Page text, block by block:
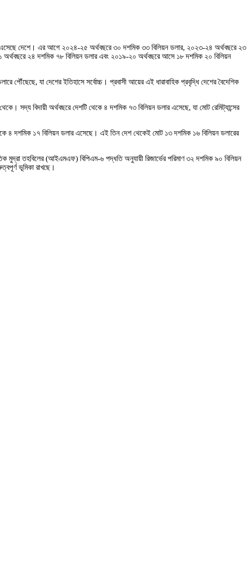
এসেছে দেশে। এর আগে ২০২৪-২৫ অর্থবছরে ৩০ দশমিক ৩৩ বিলিয়ন ডলার, ২০২৩-২৪ অর্থবছরে ২৩
২৪ দশমিক ৭৮ বিলিয়ন ডলার এবং ২০১৯-২০ অর্থবছরে আসে ১৮ দশমিক ২০ বিলিয়ন
পৌঁছেছে, যা দেশের ইতিহাসে সর্বোচ্চ। প্রবাসী আয়ের এই ধারাবাহিক প্রবৃদ্ধি দেশের বৈদেশিক
সদ্য বিদায়ী অর্থবছরে দেশটি থেকে ৪ দশমিক ৭৩ বিলিয়ন ডলার এসেছে, যা মোট রেমিট্যান্সের
৪ দশমিক ১৭ বিলিয়ন ডলার এসেছে। এই তিন দেশ থেকেই মোট ১৩ দশমিক ১৬ বিলিয়ন ডলারের
মুদ্রা তহবিলের (আইএমএফ) বিপিএম-৬ পদ্ধতি অনুযায়ী রিজার্ভের পরিমাণ ৩২ দশমিক ৯০ বিলিয়ন
ভূমিকা রাখছে।